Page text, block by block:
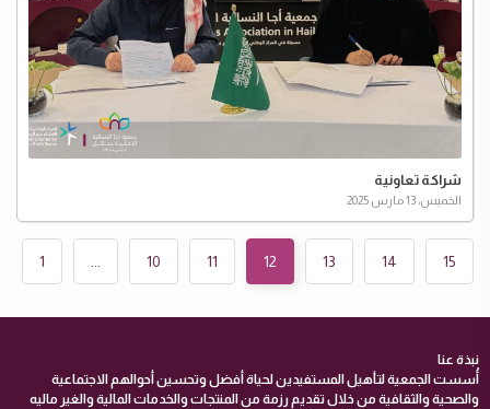
شراكة تعاونية
الخميس، 13 مارس 2025
1 10 11 12 13 14 15
نبذة عنا
أُسست الجمعية لتأهيل المستفيدين لحياة أفضل وتحسين أحوالهم الاجتماعية
والصحية والثقافية من خلال تقديم رزمة من المنتجات والخدمات المالية والغير ماليه